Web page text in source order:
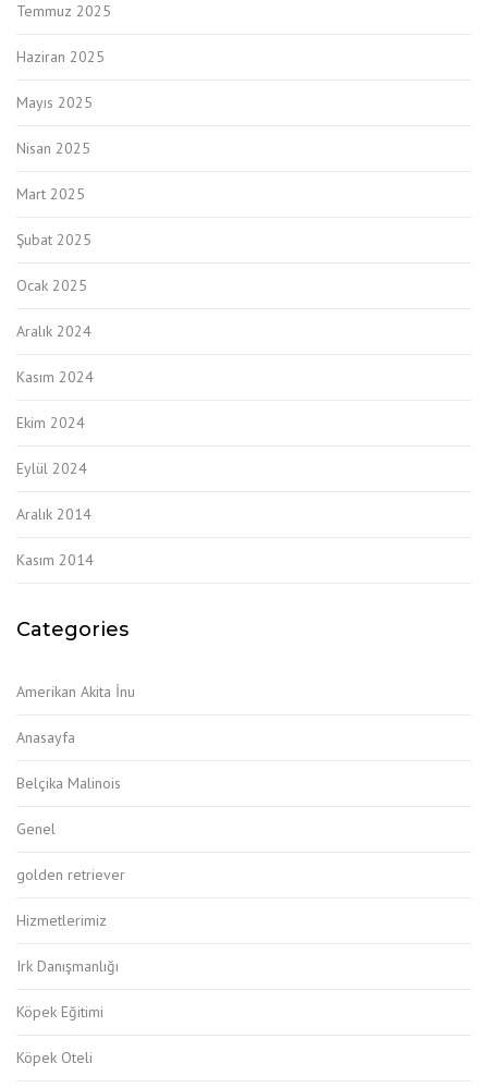
Temmuz 2025
Haziran 2025
Mayıs 2025
Nisan 2025
Mart 2025
Şubat 2025
Ocak 2025
Aralık 2024
Kasım 2024
Ekim 2024
Eylül 2024
Aralık 2014
Kasım 2014
Categories
Amerikan Akita İnu
Anasayfa
Belçika Malinois
Genel
golden retriever
Hizmetlerimiz
Irk Danışmanlığı
Köpek Eğitimi
Köpek Oteli